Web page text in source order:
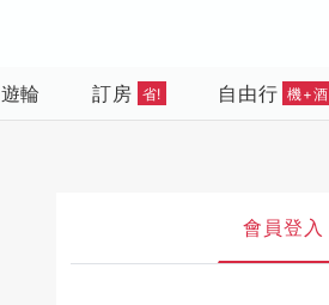
遊輪 訂房 省! 自由行 機+酒
會員登入